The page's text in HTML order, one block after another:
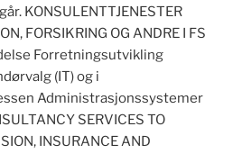
KONSULENTTJENESTER
FORSIKRING OG ANDRE I FS
Forretningsutvikling
(IT) og i
Administrasjonssystemer
SERVICES TO
INSURANCE AND